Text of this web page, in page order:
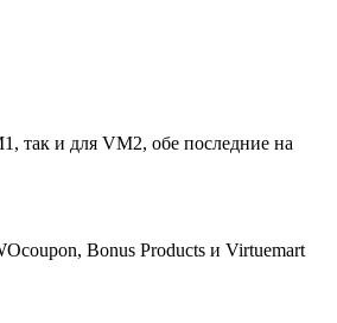
так и для VM2, обе последние на
Bonus Products и Virtuemart